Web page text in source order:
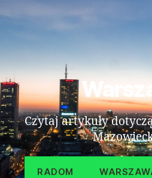
Czytaj artykuły
RADOM